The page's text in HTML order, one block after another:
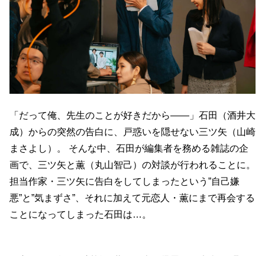
「だって俺、先生のことが好きだから――」石田（酒井大
成）からの突然の告白に、戸惑いを隠せない三ツ矢（山崎
まさよし）。 そんな中、石田が編集者を務める雑誌の企
画で、三ツ矢と薫（丸山智己）の対談が行われることに。
担当作家・三ツ矢に告白をしてしまったという”自己嫌
悪”と”気まずさ”、それに加えて元恋人・薫にまで再会する
ことになってしまった石田は…。